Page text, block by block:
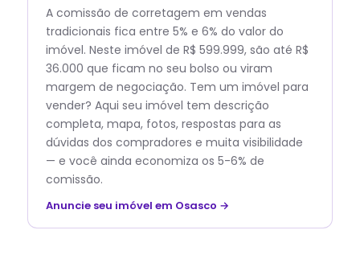
A comissão de corretagem em vendas
tradicionais fica entre 5% e 6% do valor do
imóvel. Neste imóvel de R$ 599.999, são até R$
36.000 que ficam no seu bolso ou viram
margem de negociação. Tem um imóvel para
vender? Aqui seu imóvel tem descrição
completa, mapa, fotos, respostas para as
dúvidas dos compradores e muita visibilidade
— e você ainda economiza os 5-6% de
comissão.
Anuncie seu imóvel em Osasco →